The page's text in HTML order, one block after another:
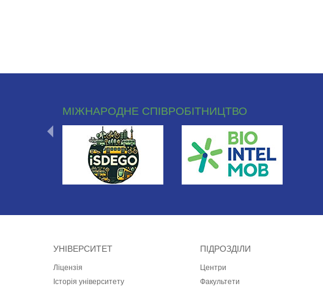
МІЖНАРОДНЕ СПІВРОБІТНИЦТВО
УНІВЕРСИТЕТ
Ліцензія
Історія університету
ПІДРОЗДІЛИ
Центри
Факультети